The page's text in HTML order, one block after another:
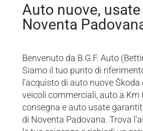
Auto nuove,
Noventa
Benvenuto da B.G.F. Auto
Siamo il tuo punto di
l’acquisto di auto nuove
veicoli commerciali, auto a Km
consegna e auto usate
di Noventa Padovana. Trova